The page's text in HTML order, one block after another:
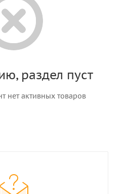
раздел пуст
нет активных товаров